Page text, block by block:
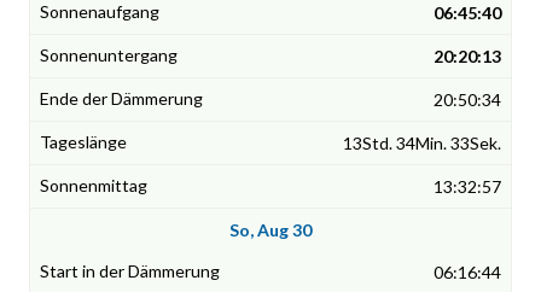
06:45:40
20:20:13
20:50:34
13Std. 34Min. 33Sek.
13:32:57
So, Aug 30
06:16:44